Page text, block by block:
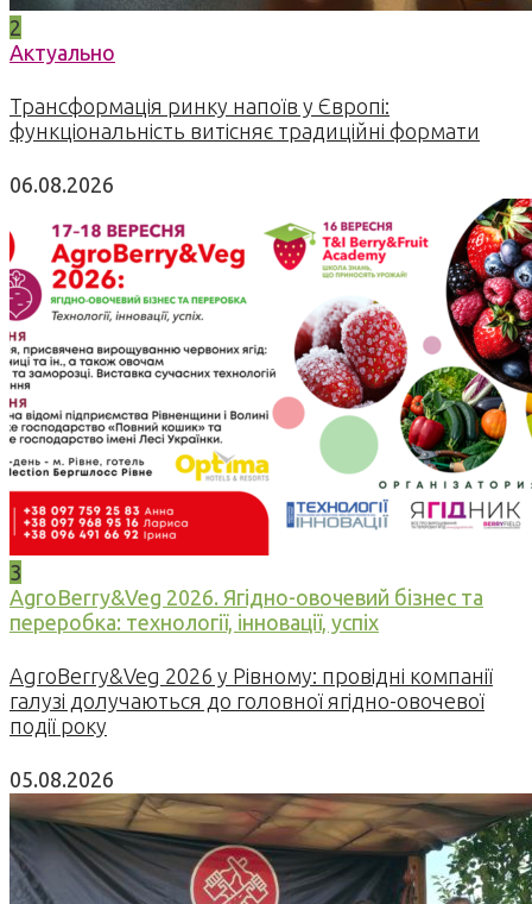
2
Актуально
Трансформація ринку напоїв у Європі:
функціональність витісняє традиційні формати
06.08.2026
3
AgroBerry&Veg 2026. Ягідно-овочевий бізнес та
переробка: технології, інновації, успіх
AgroBerry&Veg 2026 у Рівному: провідні компанії
галузі долучаються до головної ягідно-овочевої
події року
05.08.2026